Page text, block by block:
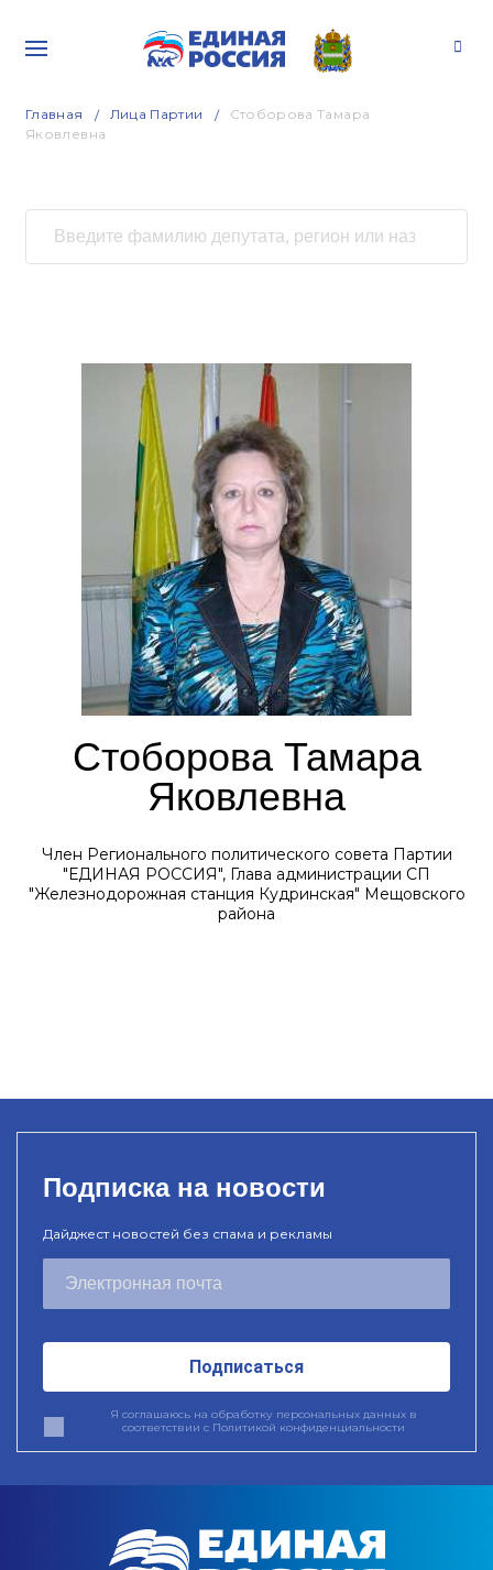
Главная Лица Партии
Стоборова Тамара
Яковлевна
Стоборова Тамара
Яковлевна
Член Регионального политического совета Партии
"ЕДИНАЯ РОССИЯ", Глава администрации СП
"Железнодорожная станция Кудринская" Мещовского
района
Подписка на новости
Дайджест новостей без спама и рекламы
Подписаться
Я соглашаюсь на обработку персональных данных в
соответствии с Политикой конфиденциальности